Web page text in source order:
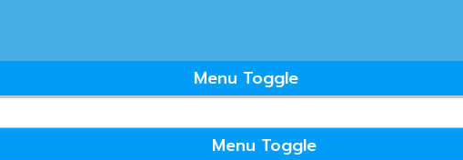
Menu Toggle
Menu Toggle